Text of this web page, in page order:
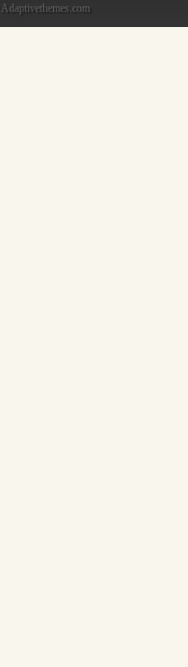
Adaptivethemes.com